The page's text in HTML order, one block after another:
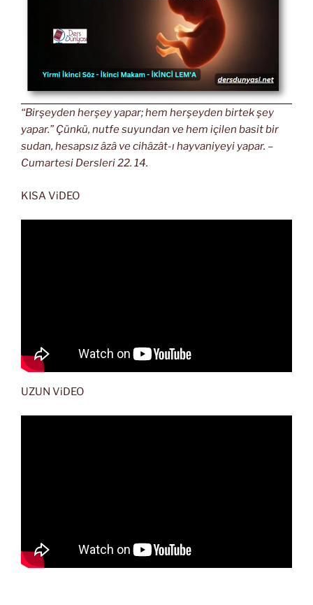
“Birşeyden herşey yapar; hem herşeyden birtek şey
yapar.” Çünkü, nutfe suyundan ve hem içilen basit bir
sudan, hesapsız âzâ ve cihâzât-ı hayvaniyeyi yapar. –
Cumartesi Dersleri 22. 14.
KISA ViDEO
UZUN ViDEO